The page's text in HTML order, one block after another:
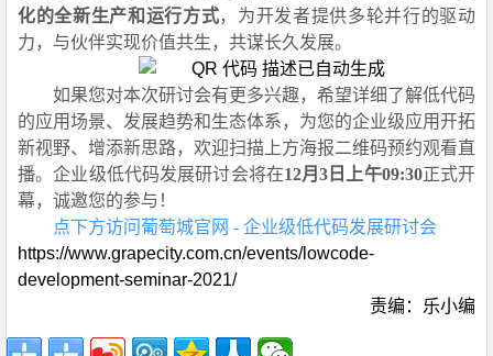
化的全新生产和运行方式， 为开发者提供多轮并行的驱动
力，与伙伴实现价值共生，共谋长久发展。
如果您对本次研讨会有更多兴趣，希望详细了解低代码
的应用场景、发展趋势和生态体系 ，为您的企业级应用开拓
新视野、增添新思路， 欢迎扫描上方海报二维码预约观看直
播。企业级低代码发展研讨会将在12月3日 上午09:30正式开
幕，诚邀您的参与 ！
点下方访问葡萄城官网 - 企业级低代码发展研讨会
https://www.grapecity.com.cn/events/lowcode-
development-seminar-2021/
责编：乐小编